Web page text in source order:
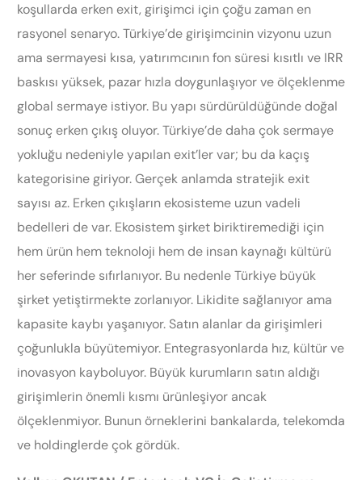
koşullarda erken exit, girişimci için çoğu zaman en
rasyonel senaryo. Türkiye’de girişimcinin vizyonu uzun
ama sermayesi kısa, yatırımcının fon süresi kısıtlı ve IRR
baskısı yüksek, pazar hızla doygunlaşıyor ve ölçeklenme
global sermaye istiyor. Bu yapı sürdürüldüğünde doğal
sonuç erken çıkış oluyor. Türkiye’de daha çok sermaye
yokluğu nedeniyle yapılan exit’ler var; bu da kaçış
kategorisine giriyor. Gerçek anlamda stratejik exit
sayısı az. Erken çıkışların ekosisteme uzun vadeli
bedelleri de var. Ekosistem şirket biriktiremediği için
hem ürün hem teknoloji hem de insan kaynağı kültürü
her seferinde sıfırlanıyor. Bu nedenle Türkiye büyük
şirket yetiştirmekte zorlanıyor. Likidite sağlanıyor ama
kapasite kaybı yaşanıyor. Satın alanlar da girişimleri
çoğunlukla büyütemiyor. Entegrasyonlarda hız, kültür ve
inovasyon kayboluyor. Büyük kurumların satın aldığı
girişimlerin önemli kısmı ürünleşiyor ancak
ölçeklenmiyor. Bunun örneklerini bankalarda, telekomda
ve holdinglerde çok gördük.